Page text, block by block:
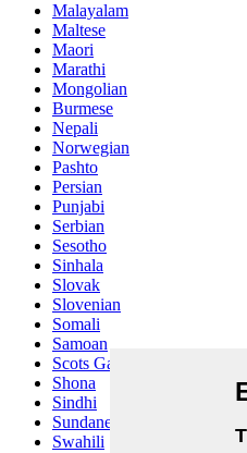
Malayalam
Maltese
Maori
Marathi
Mongolian
Burmese
Nepali
Norwegian
Pashto
Persian
Punjabi
Serbian
Sesotho
Sinhala
Slovak
Slovenian
Somali
Samoan
Scots Gaelic
Shona
Sindhi
Sundanese
Swahili